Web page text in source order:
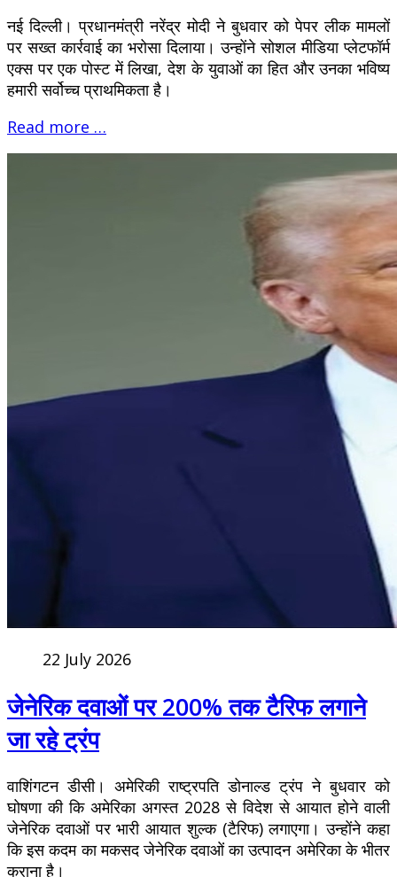
नई दिल्ली। प्रधानमंत्री नरेंद्र मोदी ने बुधवार को पेपर लीक मामलों
पर सख्त कार्रवाई का भरोसा दिलाया। उन्होंने सोशल मीडिया प्लेटफॉर्म
एक्स पर एक पोस्ट में लिखा, देश के युवाओं का हित और उनका भविष्य
हमारी सर्वोच्च प्राथमिकता है।
Read more …
22 July 2026
जेनेरिक दवाओं पर 200% तक टैरिफ लगाने
जा रहे ट्रंप
वाशिंगटन डीसी। अमेरिकी राष्ट्रपति डोनाल्ड ट्रंप ने बुधवार को
घोषणा की कि अमेरिका अगस्त 2028 से विदेश से आयात होने वाली
जेनेरिक दवाओं पर भारी आयात शुल्क (टैरिफ) लगाएगा। उन्होंने कहा
कि इस कदम का मकसद जेनेरिक दवाओं का उत्पादन अमेरिका के भीतर
कराना है।